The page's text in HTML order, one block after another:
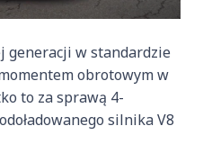
generacji w standardzie
obrotowym w
to za sprawą 4-
silnika V8